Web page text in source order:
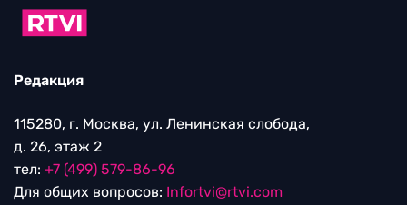
Редакция
115280, г. Москва, ул. Ленинская слобода,
д. 26, этаж 2
тел: +7 (499) 579-86-96
Для общих вопросов: Infortvi@rtvi.com